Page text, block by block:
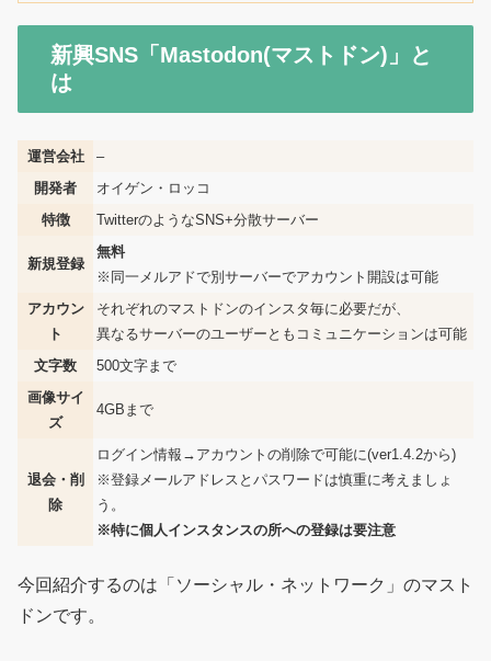
新興SNS「Mastodon(マストドン)」と
は
運営会社
–
開発者
オイゲン・ロッコ
特徴
TwitterのようなSNS+分散サーバー
新規登録
無料
※同一メルアドで別サーバーでアカウント開設は可能
アカウン
ト
それぞれのマストドンのインスタ毎に必要だが、
異なるサーバーのユーザーともコミュニケーションは可能
文字数
500文字まで
画像サイ
ズ
4GBまで
退会・削
除
ログイン情報→アカウントの削除で可能に(ver1.4.2から)
※登録メールアドレスとパスワードは慎重に考えましょ
う。
※特に個人インスタンスの所への登録は要注意
今回紹介するのは「ソーシャル・ネットワーク」のマスト
ドンです。